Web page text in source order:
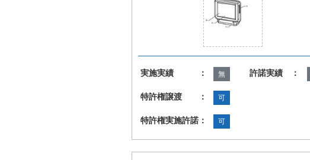
実施実績 ： 無 許諾実績 ：
特許権譲渡 ： 可
特許権実施許諾： 可